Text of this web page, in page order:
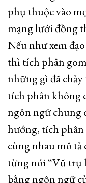
phụ thuộc vào
mạng lưới đồng
Nếu như xem
thì tích phân
những gì đã
tích phân không
ngôn ngữ chung
hướng, tích phân
cùng nhau mô
từng nói “Vũ trụ
bằng ngôn ngữ